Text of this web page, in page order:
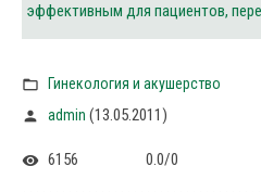
эффективным для пациентов,
Гинекология и акушерство
admin (13.05.2011)
6156 0.0/0